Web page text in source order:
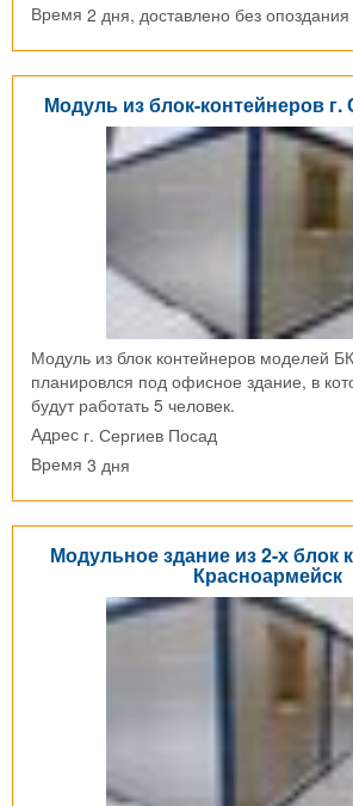
Время 2 дня, доставлено без опоздания
Модуль из блок-контейнеров г.
Модуль из блок контейнеров моделей
планировлся под офисное здание, в
будут работать 5 человек.
Адрес г. Сергиев Посад
Время 3 дня
Модульное здание из 2-х блок
Красноармейск